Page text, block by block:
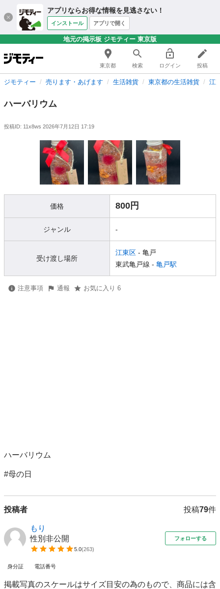
アプリならお得な情報を見逃さない！
インストール アプリで開く
地元の掲示板 ジモティー 東京版
東京都 検索 ログイン 投稿
ジモティー 売ります・あげます 生活雑貨 東京都の生活雑貨 江
ハーバリウム
投稿ID: 11x8ws 2026年7月12日 17:19
価格 800円
ジャンル -
受け渡し場所
江東区 - 亀戸
東武亀戸線 - 亀戸駅
注意事項 通報 お気に入り 6
ハーバリウム
#母の日
投稿者 投稿79件
もり
性別非公開
5.0(263)
フォローする
身分証 電話番号
掲載写真のスケールはサイズ目安の為のもので、商品には含